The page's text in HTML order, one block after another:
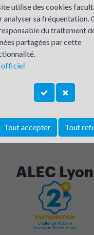
ALEC Lyon
utilise des cookies
analyser sa fréquentation.
du traitement
partagées par cette
officiel
Tout accepter Tout